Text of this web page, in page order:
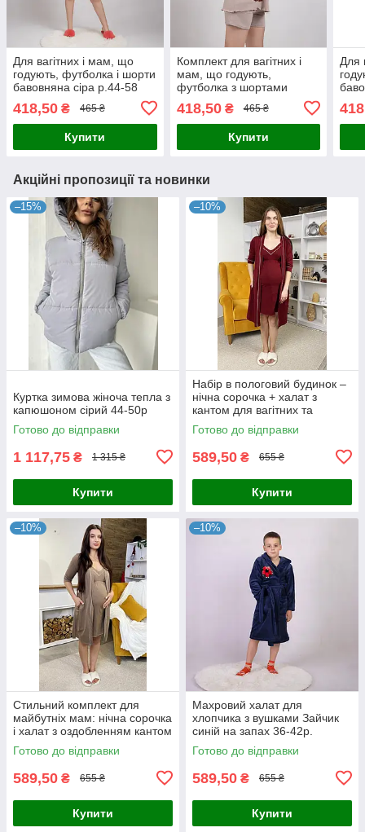
Для вагітних і мам, що
годують, футболка і шорти
бавовняна сіра р.44-58
418,50 ₴ 465 ₴
Купити
Комплект для вагітних і
мам, що годують,
футболка з шортами
бавовняна бежева р.44-58
418,50₴ 465 ₴
Купити
Для
Акційні пропозиції та новинки
–15%
Куртка зимова жіноча тепла з
капюшоном сірий 44-50p
Готово до відправки
1 117,75 ₴ 1 315 ₴
Купити
–10%
Набір в пологовий будинок –
нічна сорочка + халат з
кантом для вагітних та
годуючих бордовий 44-54р.
Готово до відправки
589,50 ₴ 655 ₴
Купити
–10%
Стильний комплект для
майбутніх мам: нічна сорочка
і халат з оздобленням кантом
мокко 44-54р.
Готово до відправки
589,50 ₴ 655 ₴
Купити
–10%
Махровий халат для
хлопчика з вушками Зайчик
синій на запах 36-42р.
Готово до відправки
589,50 ₴ 655 ₴
Купити